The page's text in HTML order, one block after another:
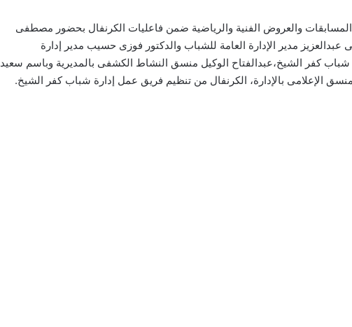
والعروض الفنية والرياضية ضمن فاعليات الكرنفال بحضور مصطفى
مدير الإدارة العامة للشباب والدكتور فوزى حسيب مدير إدارة
كفر الشيخ،عبدالفتاح الوكيل منسق النشاط الكشفى بالمديرية وباسم سعيد
الإعلامى بالإدارة، الكرنفال من تنظيم فريق عمل إدارة شباب كفر الشيخ.